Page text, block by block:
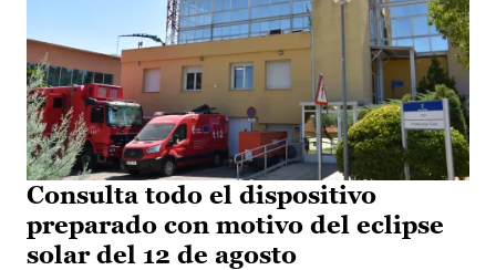
Consulta todo el dispositivo
preparado con motivo del eclipse
solar del 12 de agosto